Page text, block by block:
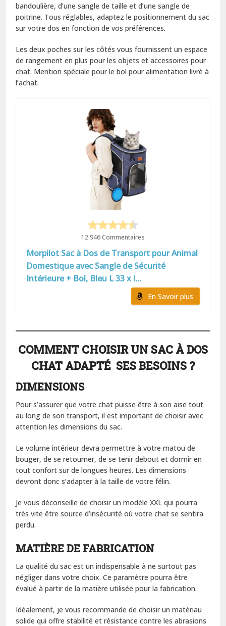
bandoulière, d’une sangle de taille et d’une sangle de
poitrine. Tous réglables, adaptez le positionnement du sac
sur votre dos en fonction de vos préférences.
Les deux poches sur les côtés vous fournissent un espace
de rangement en plus pour les objets et accessoires pour
chat. Mention spéciale pour le bol pour alimentation livré à
l’achat.
12 946 Commentaires
Morpilot Sac à Dos de Transport pour Animal
Domestique avec Sangle de Sécurité
Intérieure + Bol, Bleu L 33 x l...
En Savoir plus
COMMENT CHOISIR UN SAC À DOS
CHAT ADAPTÉ SES BESOINS ?
DIMENSIONS
Pour s’assurer que votre chat puisse être à son aise tout
au long de son transport, il est important de choisir avec
attention les dimensions du sac.
Le volume intérieur devra permettre à votre matou de
bouger, de se retourner, de se tenir debout et dormir en
tout confort sur de longues heures. Les dimensions
devront donc s’adapter à la taille de votre félin.
Je vous déconseille de choisir un modèle XXL qui pourra
très vite être source d’insécurité où votre chat se sentira
perdu.
MATIÈRE DE FABRICATION
La qualité du sac est un indispensable à ne surtout pas
négliger dans votre choix. Ce paramètre pourra être
évalué à partir de la matière utilisée pour la fabrication.
Idéalement, je vous recommande de choisir un matériau
solide qui offre stabilité et résistance contre les abrasions